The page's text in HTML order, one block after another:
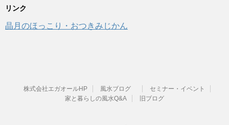
リンク
晶月のほっこり・おつきみじかん
株式会社エガオールHP 風水ブログ
セミナー・イベント
家と暮らしの風水Q&A
旧ブログ